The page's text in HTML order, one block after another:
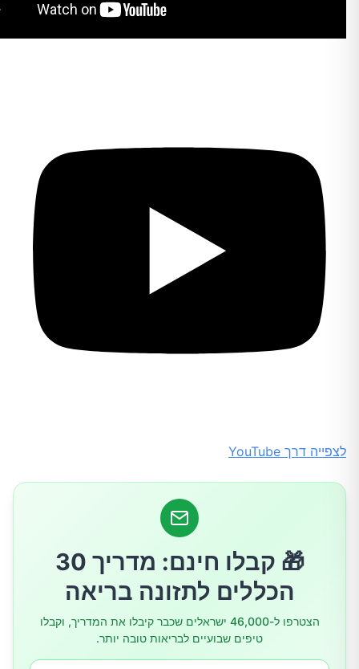
לצפייה דרך YouTube
🎁 קבלו חינם: מדריך 30
הכללים לתזונה בריאה
הצטרפו ל-46,000 ישראלים שכבר קיבלו את המדריך, וקבלו
טיפים שבועיים לבריאות טובה יותר.